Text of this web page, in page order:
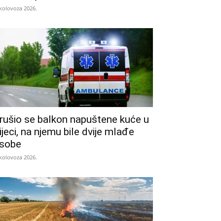
2026.
se balkon napuštene kuće u
na njemu bile dvije mlađe
2026.